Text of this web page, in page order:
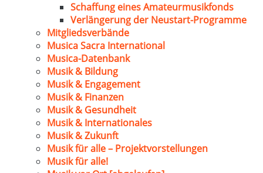
Schaffung eines Amateurmusikfonds
Verlängerung der Neustart-Programme
Mitgliedsverbände
Musica Sacra International
Musica-Datenbank
Musik & Bildung
Musik & Engagement
Musik & Finanzen
Musik & Gesundheit
Musik & Internationales
Musik & Zukunft
Musik für alle – Projektvorstellungen
Musik für alle!